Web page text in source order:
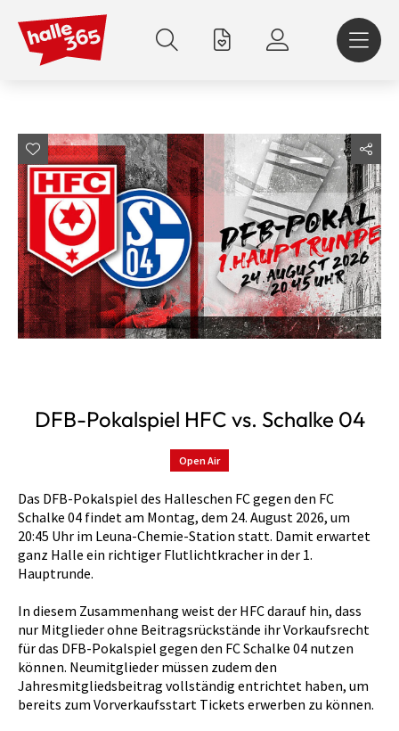
zum
Inhalt
DFB-Pokalspiel HFC vs. Schalke 04
Open Air
Das DFB-Pokalspiel des Halleschen FC gegen den FC
Schalke 04 findet am Montag, dem 24. August 2026, um
20:45 Uhr im Leuna-Chemie-Station statt. Damit erwartet
ganz Halle ein richtiger Flutlichtkracher in der 1.
Hauptrunde.
In diesem Zusammenhang weist der HFC darauf hin, dass
nur Mitglieder ohne Beitragsrückstände ihr Vorkaufsrecht
für das DFB-Pokalspiel gegen den FC Schalke 04 nutzen
können. Neumitglieder müssen zudem den
Jahresmitgliedsbeitrag vollständig entrichtet haben, um
bereits zum Vorverkaufsstart Tickets erwerben zu können.